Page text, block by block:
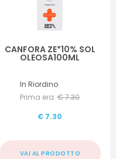
CANFORA ZE*10% SOL
OLEOSA100ML
In Riordino
Prima era: €7.30
€ 7.30
VAI AL PRODOTTO